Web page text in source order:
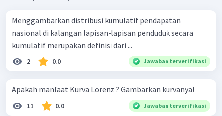
Menggambarkan distribusi kumulatif pendapatan
nasional di kalangan lapisan-lapisan penduduk secara
kumulatif merupakan definisi dari ...
2 0.0 Jawaban terverifikasi
Apakah manfaat Kurva Lorenz ? Gambarkan kurvanya!
11 0.0 Jawaban terverifikasi